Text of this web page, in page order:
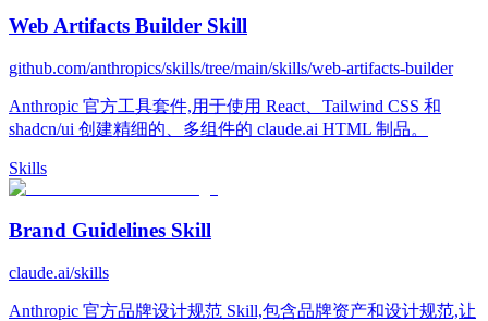
Web Artifacts Builder Skill
github.com/anthropics/skills/tree/main/skills/web-artifacts-builder
Anthropic 官方工具套件,用于使用 React、Tailwind CSS 和
shadcn/ui 创建精细的、多组件的 claude.ai HTML 制品。
Skills
Brand Guidelines Skill
claude.ai/skills
Anthropic 官方品牌设计规范 Skill,包含品牌资产和设计规范,让